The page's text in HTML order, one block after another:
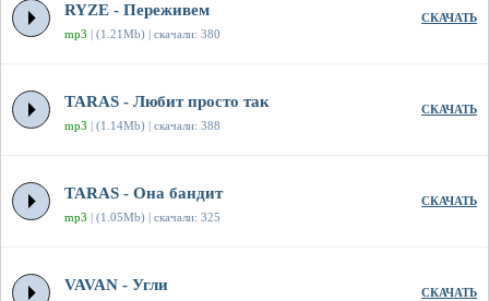
RYZE - Переживем
mp3 | (1.21Mb) | скачали: 380
СКАЧАТЬ
TARAS - Любит просто так
mp3 | (1.14Mb) | скачали: 388
СКАЧАТЬ
TARAS - Она бандит
mp3 | (1.05Mb) | скачали: 325
СКАЧАТЬ
VAVAN - Угли СКАЧАТЬ